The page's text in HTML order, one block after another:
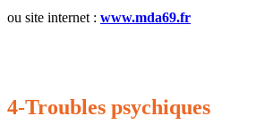
ou site internet : www.mda69.fr
4-Troubles psychiques